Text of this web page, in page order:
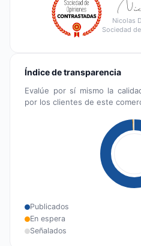
Nicolas
Sociedad
Índice de transparencia
Evalúe por sí mismo la
por los clientes de este
Publicados
En espera
Señalados